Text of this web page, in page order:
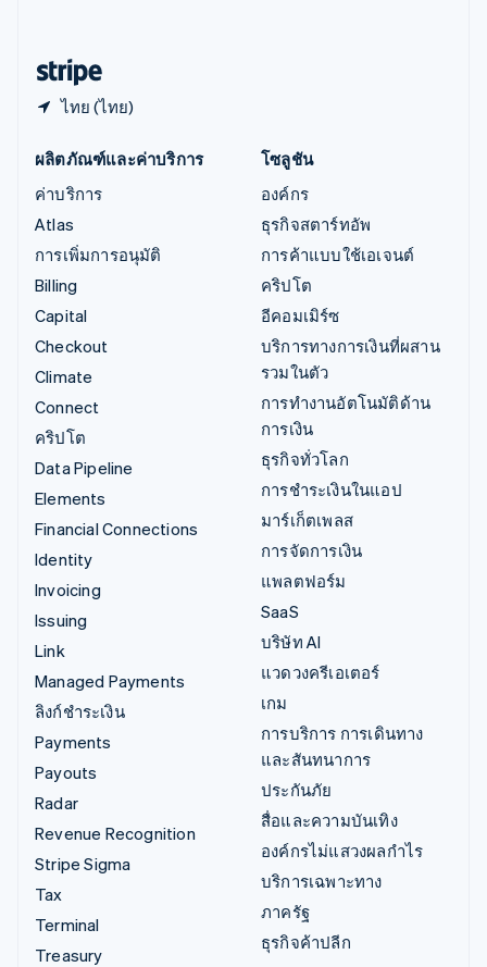
ไทย (ไทย)
ผลิตภัณฑ์และค่าบริการ
ค่าบริการ
Atlas
การเพิ่มการอนุมัติ
Billing
Capital
Checkout
Climate
Connect
คริปโต
Data Pipeline
Elements
Financial Connections
Identity
Invoicing
Issuing
Link
Managed Payments
ลิงก์ชำระเงิน
Payments
Payouts
Radar
Revenue Recognition
Stripe Sigma
Tax
Terminal
Treasury
โซลูชัน
องค์กร
ธุรกิจสตาร์ทอัพ
การค้าแบบใช้เอเจนต์
คริปโต
อีคอมเมิร์ซ
บริการทางการเงินที่ผสาน
รวมในตัว
การทำงานอัตโนมัติด้าน
การเงิน
ธุรกิจทั่วโลก
การชำระเงินในแอป
มาร์เก็ตเพลส
การจัดการเงิน
แพลตฟอร์ม
SaaS
บริษัท AI
แวดวงครีเอเตอร์
เกม
การบริการ การเดินทาง
และสันทนาการ
ประกันภัย
สื่อและความบันเทิง
องค์กรไม่แสวงผลกำไร
บริการเฉพาะทาง
ภาครัฐ
ธุรกิจค้าปลีก